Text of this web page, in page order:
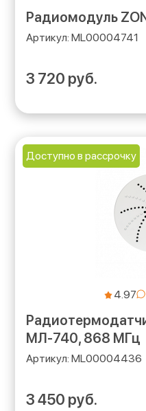
Радиомодуль
ML00004741
3 720 руб.
Доступно в рассрочку
4.97
МЛ‑740, 868 МГц
ML00004436
3 450 руб.